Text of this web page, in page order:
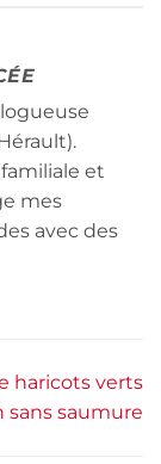
et
mes
avec des
haricots verts
sans saumure